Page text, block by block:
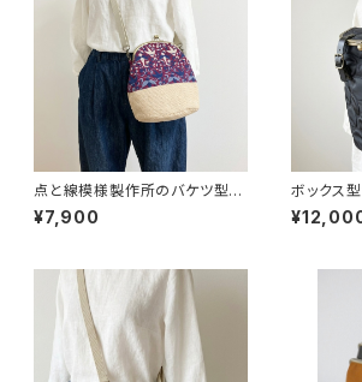
点と線模様製作所のバケツ型が
ま口バッグ(S)バード/ワイン
¥7,900
ボックス
ぽこドット/